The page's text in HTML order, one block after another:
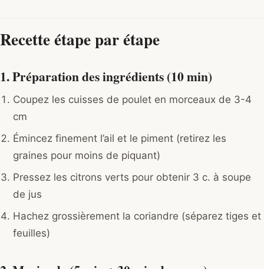
Recette étape par étape
1. Préparation des ingrédients (10 min)
Coupez les cuisses de poulet en morceaux de 3-4
cm
Émincez finement l’ail et le piment (retirez les
graines pour moins de piquant)
Pressez les citrons verts pour obtenir 3 c. à soupe
de jus
Hachez grossièrement la coriandre (séparez tiges et
feuilles)